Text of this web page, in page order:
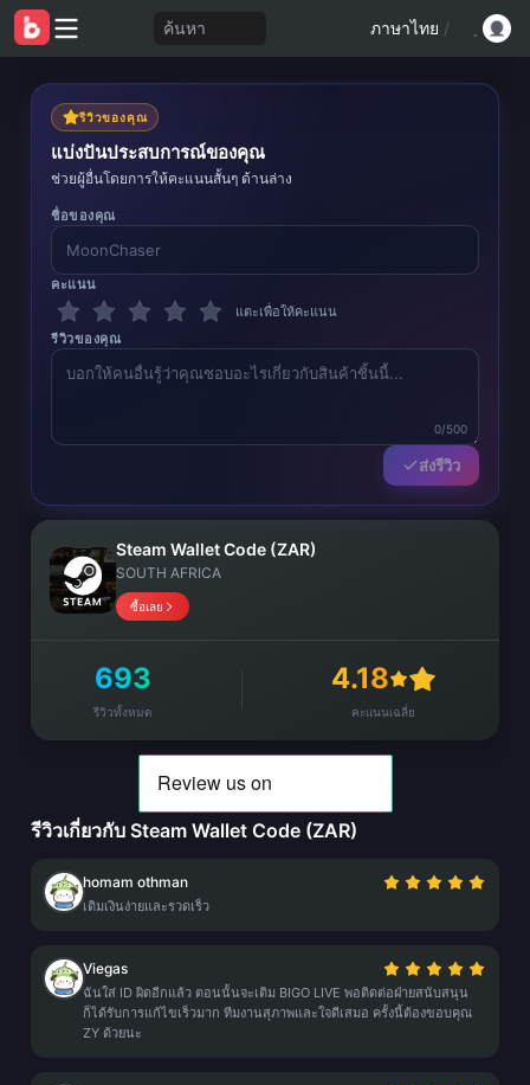
ค้นหา ภาษาไทย /
รีวิวของคุณ
แบ่งปันประสบการณ์ของคุณ
ช่วยผู้อื่นโดยการให้คะแนนสั้นๆ ด้านล่าง
ชื่อของคุณ
คะแนน
แตะเพื่อให้คะแนน
รีวิวของคุณ
0/500
ส่งรีวิว
Steam Wallet Code (ZAR)
SOUTH AFRICA
ซื้อเลย
693
รีวิวทั้งหมด
4.18
คะแนนเฉลี่ย
รีวิวเกี่ยวกับ Steam Wallet Code (ZAR)
homam othman
เติมเงินง่ายและรวดเร็ว
Viegas
ฉันใส่ ID ผิดอีกแล้ว ตอนนั้นจะเติม BIGO LIVE พอติดต่อฝ่ายสนับสนุน
ก็ได้รับการแก้ไขเร็วมาก ทีมงานสุภาพและใจดีเสมอ ครั้งนี้ต้องขอบคุณ
ZY ด้วยนะ